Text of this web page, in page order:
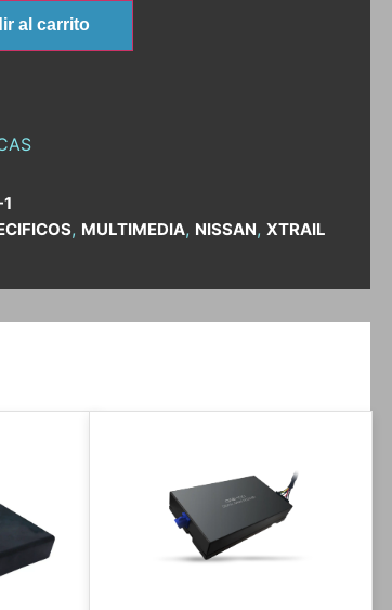
al carrito
, MULTIMEDIA, NISSAN, XTRAIL